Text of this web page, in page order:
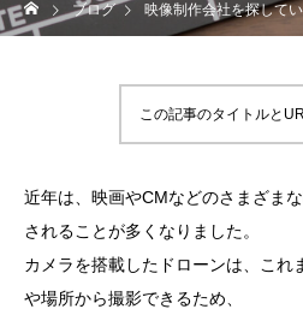
ブログ 映像制作会社を探して
この記事のタイトルと
近年は、映画やCMなどのさまざま
されることが多くなりました。
カメラを搭載したドローンは、これ
や場所から撮影できるため、